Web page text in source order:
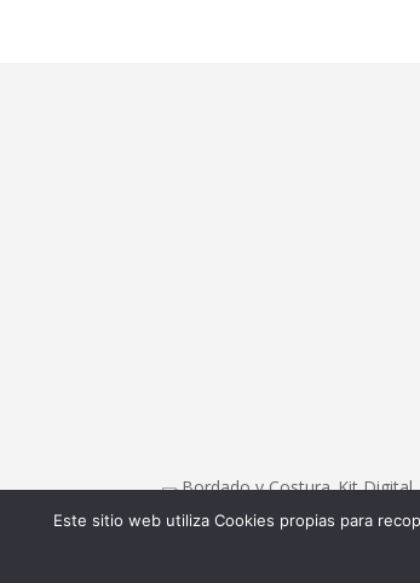
Este sitio web utiliza Cookies propias para